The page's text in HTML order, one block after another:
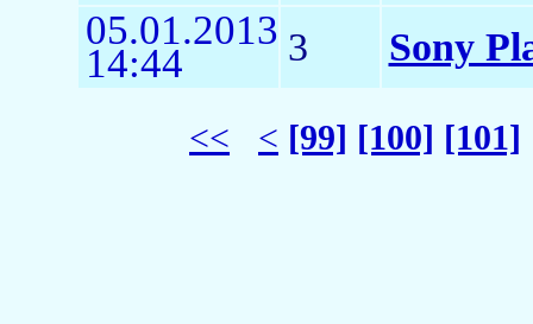
05.01.2013
14:44 3 Sony
<< < [99] [100] [101]